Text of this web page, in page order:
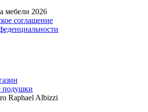
мебели 2026
соглашение
подушки
Raphael Albizzi